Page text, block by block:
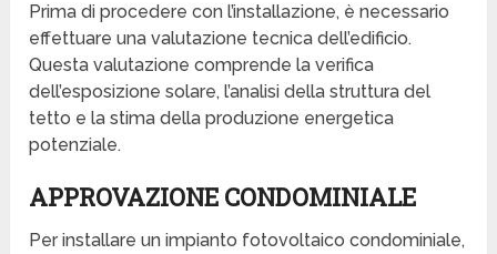
Prima di procedere con l’installazione, è necessario
effettuare una valutazione tecnica dell’edificio.
Questa valutazione comprende la verifica
dell’esposizione solare, l’analisi della struttura del
tetto e la stima della produzione energetica
potenziale.
APPROVAZIONE CONDOMINIALE
Per installare un impianto fotovoltaico condominiale,